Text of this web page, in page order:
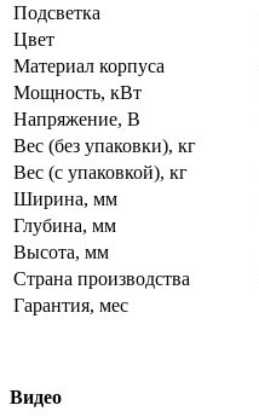
Подсветка
Цвет
Материал корпуса
Мощность, кВт
Напряжение, В
Вес (без упаковки), кг
Вес (с упаковкой), кг
Ширина, мм
Глубина, мм
Высота, мм
Страна производства
Гарантия, мес
Видео